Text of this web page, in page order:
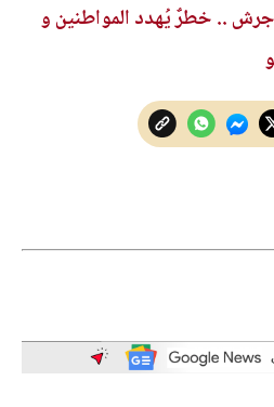
.. خطرٌ يُهدد المواطنين و